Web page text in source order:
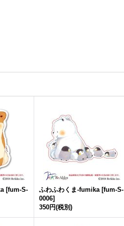
[fum-S- ふわふわくま-fumika [fum-S-
0006]
350円(税別)